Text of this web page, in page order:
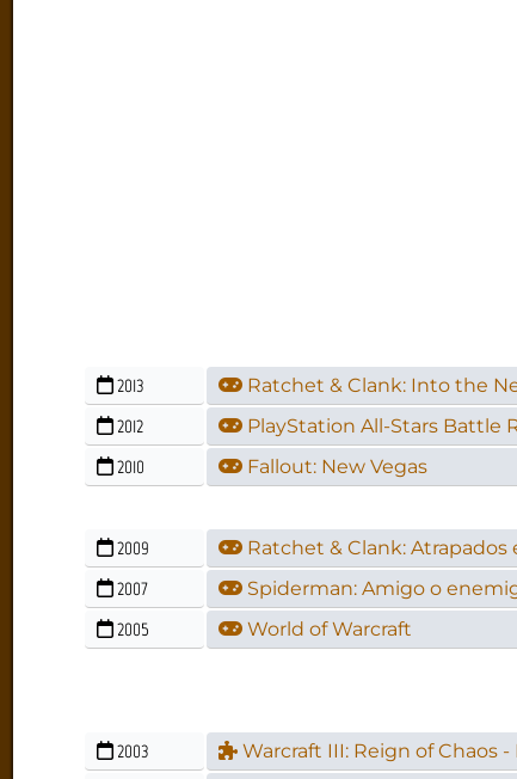
2013 Ratchet & Clank: Into the
2012 PlayStation All-Stars Battle
2010 Fallout: New Vegas
2009 Ratchet & Clank:
2007 Spiderman: Amigo o
2005 World of Warcraft
2003 Warcraft III: Reign of Chaos